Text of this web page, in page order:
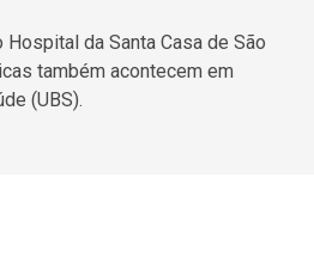
da Santa Casa de São
também acontecem em
(UBS).